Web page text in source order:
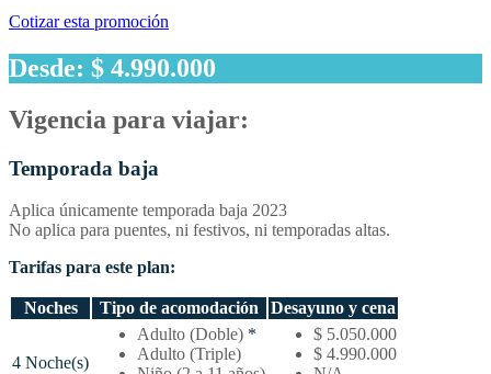
Cotizar esta promoción
Desde: $ 4.990.000
Vigencia para viajar:
Temporada baja
Aplica únicamente temporada baja 2023
No aplica para puentes, ni festivos, ni temporadas altas.
Tarifas para este plan:
–
Noches Tipo de acomodación Desayuno y cena
4 Noche(s)
Adulto (Doble) *
Adulto (Triple)
$ 5.050.000
$ 4.990.000